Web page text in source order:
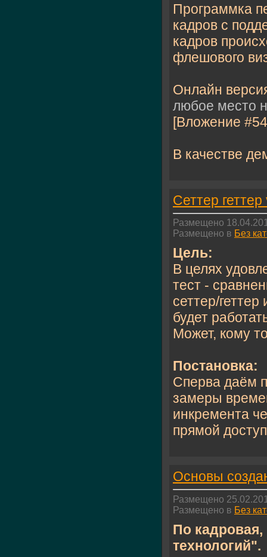
Программка
кадров с
кадров
флешового
Онлайн
любое место
[Вложение
В качестве
Сеттер
Размещено
Размещено в Без
Цель:
В целях
тест -
сеттер/
будет
Может, кому
Постановка:
Сперва даём
замеры
инкремента
прямой
Основы
Размещено
Размещено в Без
По
технологий".